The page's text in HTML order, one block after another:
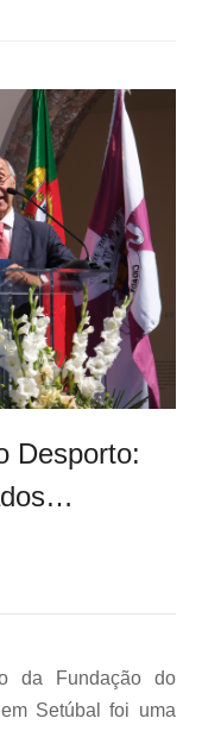
Desporto:
da Fundação do
Setúbal foi uma